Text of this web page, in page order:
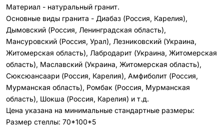
Материал - натуральный гранит.
Основные виды гранита - Диабаз (Россия, Карелия),
Дымовский (Россия, Ленинградская область),
Мансуровский (Россия, Урал), Лезниковский (Украина,
Житомерская область), Лабродарит (Украина, Житомерская
область), Маславский (Украина, Житомерская область),
Сюксюансаари (Россия, Карелия), Амфиболит (Россия,
Мурманская область), Ромбак (Россия, Мурманская
область), Шокша (Россия, Карелия) и т.д.
Цена указана на минимальные стандартные размеры:
Размер стеллы: 70*100*5